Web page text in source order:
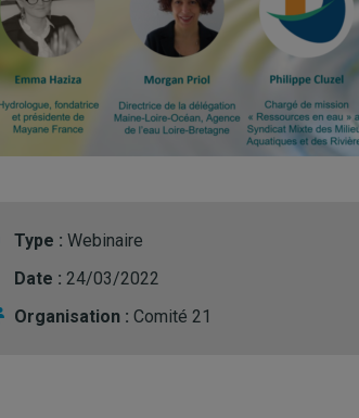
Type : Webinaire
Date : 24/03/2022
Organisation : Comité 21